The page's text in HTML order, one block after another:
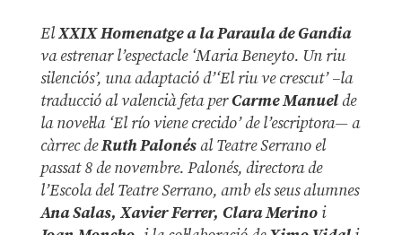
ElXXIX Homenatge a la Paraula deGandia
va estrenar l’espectacle ‘Maria Beneyto. Un riu
silenciós’, una adaptació d’‘El riu ve crescut’ –la
traducció al valencià feta perCarme Manuelde
la novel·la ‘El río viene crecido’ de l’escriptora— a
càrrec deRuth Palonésal Teatre Serrano el
passat 8 de novembre. Palonés, directora de
l’Escola del Teatre Serrano, amb els seus alumnes
Ana Salas, Xavier Ferrer, Clara Merino i